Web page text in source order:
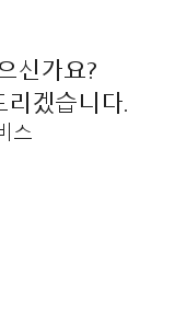
신가요?
겠습니다.
스